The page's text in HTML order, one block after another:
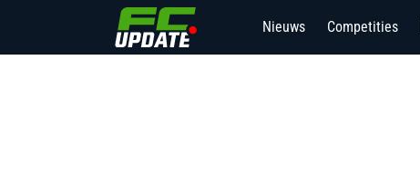
Nieuws Competities